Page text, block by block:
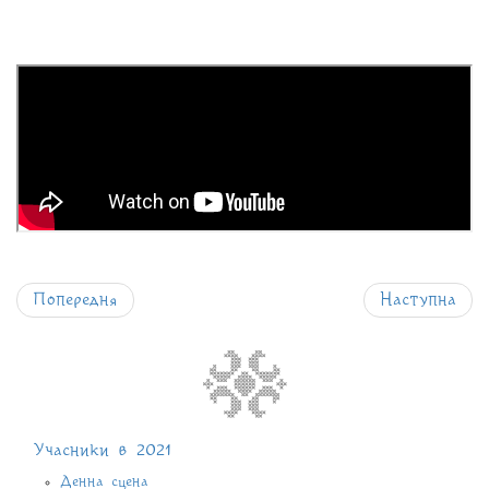
Попередня Наступна
Учасники в 2021
Денна сцена